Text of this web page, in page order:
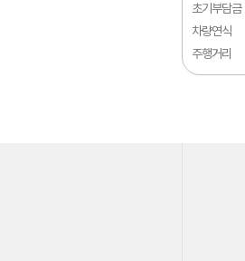
페라리
포드
초기부담금
차량연식
주행거리